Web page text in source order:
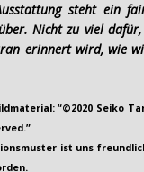
steht ein
Nicht zu viel
erinnert wird, wie
“©2020 Seiko
ist uns